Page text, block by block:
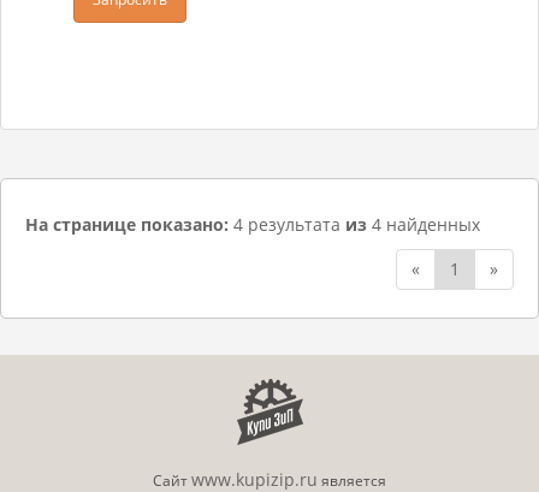
На странице показано: 4 результата из 4 найденных
«
1 »
Сайтwww.kupizip.ru является